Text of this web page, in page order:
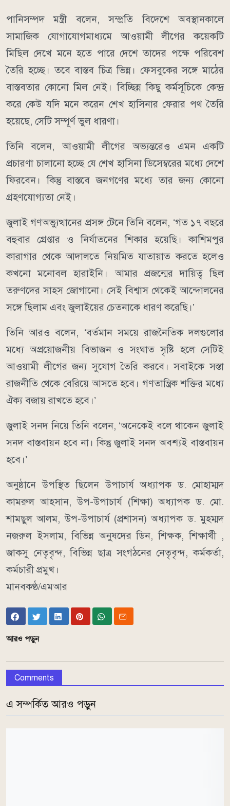
পানিসম্পদ মন্ত্রী বলেন, সম্প্রতি বিদেশে অবস্থানকালে
সামাজিক যোগাযোগমাধ্যমে আওয়ামী লীগের কয়েকটি
মিছিল দেখে মনে হতে পারে দেশে তাদের পক্ষে পরিবেশ
তৈরি হচ্ছে। তবে বাস্তব চিত্র ভিন্ন। ফেসবুকের সঙ্গে মাঠের
বাস্তবতার কোনো মিল নেই। বিচ্ছিন্ন কিছু কর্মসূচিকে কেন্দ্র
করে কেউ যদি মনে করেন শেখ হাসিনার ফেরার পথ তৈরি
হয়েছে, সেটি সম্পূর্ণ ভুল ধারণা।
তিনি বলেন, আওয়ামী লীগের অভ্যন্তরেও এমন একটি
প্রচারণা চালানো হচ্ছে যে শেখ হাসিনা ডিসেম্বরের মধ্যে দেশে
ফিরবেন। কিন্তু বাস্তবে জনগণের মধ্যে তার জন্য কোনো
গ্রহণযোগ্যতা নেই।
জুলাই গণঅভ্যুত্থানের প্রসঙ্গ টেনে তিনি বলেন, ‘গত ১৭ বছরে
বহুবার গ্রেপ্তার ও নির্যাতনের শিকার হয়েছি। কাশিমপুর
কারাগার থেকে আদালতে নিয়মিত যাতায়াত করতে হলেও
কখনো মনোবল হারাইনি। আমার প্রজন্মের দায়িত্ব ছিল
তরুণদের সাহস জোগানো। সেই বিশ্বাস থেকেই আন্দোলনের
সঙ্গে ছিলাম এবং জুলাইয়ের চেতনাকে ধারণ করেছি।’
তিনি আরও বলেন, ‘বর্তমান সময়ে রাজনৈতিক দলগুলোর
মধ্যে অপ্রয়োজনীয় বিভাজন ও সংঘাত সৃষ্টি হলে সেটিই
আওয়ামী লীগের জন্য সুযোগ তৈরি করবে। সবাইকে সস্তা
রাজনীতি থেকে বেরিয়ে আসতে হবে। গণতান্ত্রিক শক্তির মধ্যে
ঐক্য বজায় রাখতে হবে।’
জুলাই সনদ নিয়ে তিনি বলেন, ‘অনেকেই বলে থাকেন জুলাই
সনদ বাস্তবায়ন হবে না। কিন্তু জুলাই সনদ অবশ্যই বাস্তবায়ন
হবে।’
অনুষ্ঠানে উপস্থিত ছিলেন উপাচার্য অধ্যাপক ড. মোহাম্মদ
কামরুল আহসান, উপ-উপাচার্য (শিক্ষা) অধ্যাপক ড. মো.
শামছুল আলম, উপ-উপাচার্য (প্রশাসন) অধ্যাপক ড. মুহম্মদ
নজরুল ইসলাম, বিভিন্ন অনুষদের ডিন, শিক্ষক, শিক্ষার্থী ,
জাকসু নেতৃবৃন্দ, বিভিন্ন ছাত্র সংগঠনের নেতৃবৃন্দ, কর্মকর্তা,
কর্মচারী প্রমুখ।
মানবকণ্ঠ/এমআর
আরও পড়ুন
Comments
এ সম্পর্কিত আরও পড়ুন